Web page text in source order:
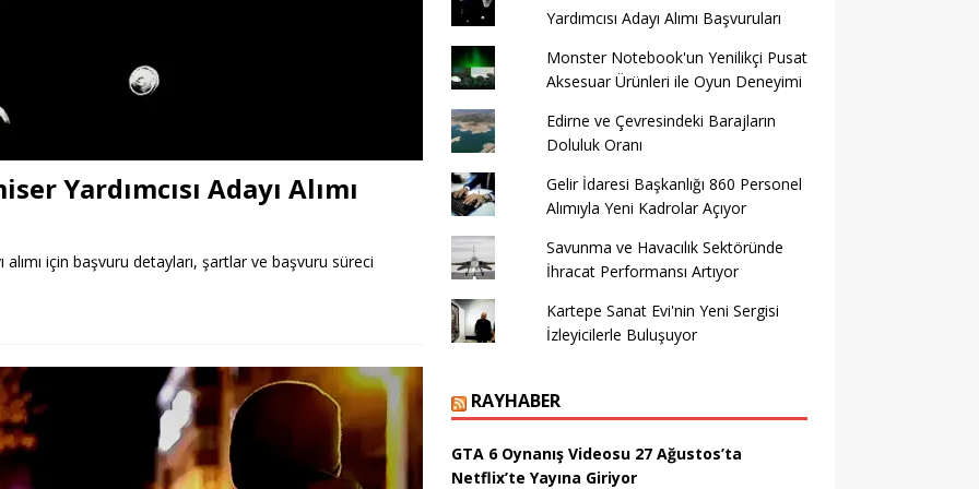
Yardımcısı Adayı Alımı
alımı için başvuru detayları, şartlar ve başvuru süreci
Yardımcısı Adayı Alımı Başvuruları
Monster Notebook'un Yenilikçi Pusat
Aksesuar Ürünleri ile Oyun Deneyimi
Edirne ve Çevresindeki Barajların
Doluluk Oranı
Gelir İdaresi Başkanlığı 860 Personel
Alımıyla Yeni Kadrolar Açıyor
Savunma ve Havacılık Sektöründe
İhracat Performansı Artıyor
Kartepe Sanat Evi'nin Yeni Sergisi
İzleyicilerle Buluşuyor
RAYHABER
GTA 6 Oynanış Videosu 27 Ağustos’ta
Netflix’te Yayına Giriyor